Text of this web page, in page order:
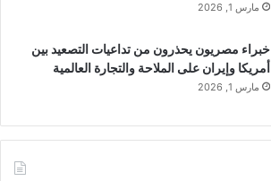
مارس 1, 2026
خبراء مصريون يحذرون من تداعيات التصعيد بين
أمريكا وإيران على الملاحة والتجارة العالمية
مارس 1, 2026